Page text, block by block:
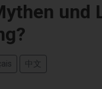
und
中文